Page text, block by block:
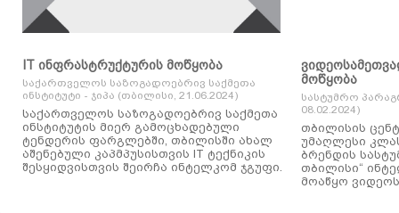
IT ინფრასტრუქტურის მოწყობა
საქართველოს საზოგადოებრივ საქმეთა
ინსტიტუტი - ჯიპა (თბილისი, 21.06.2024)
საქართველოს საზოგადოებრივ საქმეთა
ინსტიტუტის მიერ გამოცხადებული
ტენდერის ფარგლებში, თბილისში ახალ
აშენებული კაპმპუსისთვის IT ტექნიკის
შესყიდვისთვის შეირჩა ინტელკომ ჯგუფი.
მოწყობა
სასტუმრო
08.02.2024)
თბილისის
უმაღლესი
ბრენდის
თბილისი“
მოაწყო